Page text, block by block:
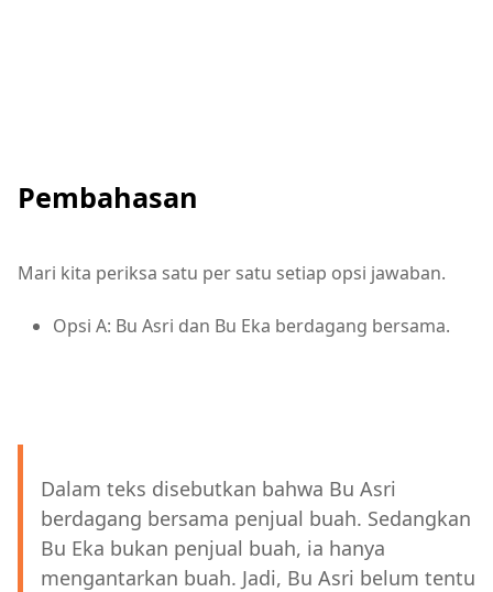
Pembahasan
Mari kita periksa satu per satu setiap opsi jawaban.
Opsi A: Bu Asri dan Bu Eka berdagang bersama.
Dalam teks disebutkan bahwa Bu Asri
berdagang bersama penjual buah. Sedangkan
Bu Eka bukan penjual buah, ia hanya
mengantarkan buah. Jadi, Bu Asri belum tentu